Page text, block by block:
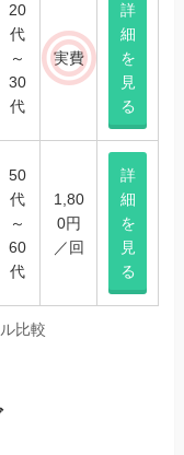
20
代
～
30
代
実費
詳
細
を
見
る
50
代
～
60
代
1,80
0円
／回
詳
細
を
見
る
比較